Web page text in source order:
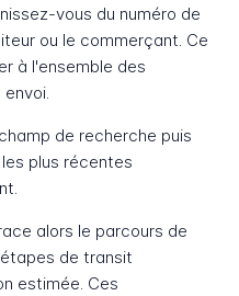
vous du numéro de
ou le commerçant. Ce
à l'ensemble des
de recherche puis
plus récentes
alors le parcours de
de transit
estimée. Ces